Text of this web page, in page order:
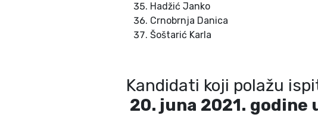
Hadžić Janko
Crnobrnja Danica
Šoštarić Karla
Kandidati koji polažu
20. juna 2021. godine